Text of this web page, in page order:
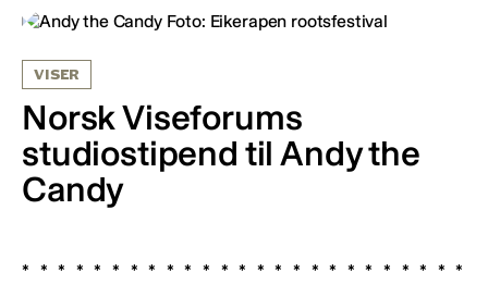
VISER
Norsk Viseforums
studiostipend til Andy the
Candy